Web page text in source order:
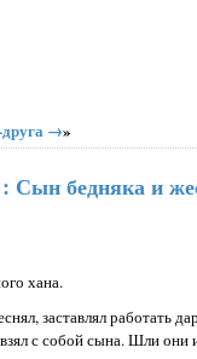
друга →»
Сын бедняка и
хана.
заставлял работать
с собой сына. Шли они